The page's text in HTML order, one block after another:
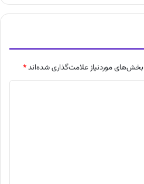
بخش‌های موردنیاز علامت‌گذاری شده‌اند*